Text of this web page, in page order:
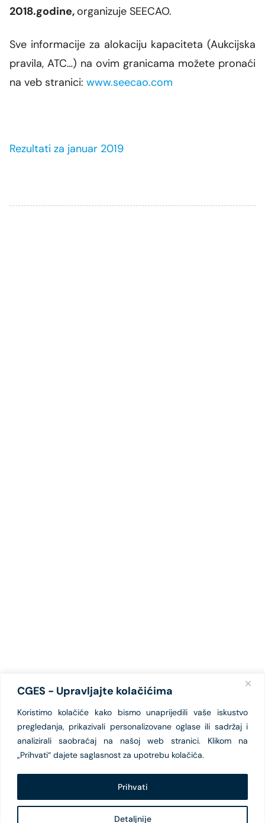
CGES - Upravljajte kolačićima
Koristimo kolačiće kako bismo unaprijedili vaše iskustvo
pregledanja, prikazivali personalizovane oglase ili sadržaj i
analizirali saobraćaj na našoj web stranici. Klikom na
„Prihvati“ dajete saglasnost za upotrebu kolačića.
Detaljnije
Prihvati
2018.godine, organizuje SEECAO.
Sve informacije za alokaciju kapaciteta (Aukcijska
pravila, ATC…) na ovim granicama možete pronaći
na veb stranici: www.seecao.com
Rezultati za januar 2019